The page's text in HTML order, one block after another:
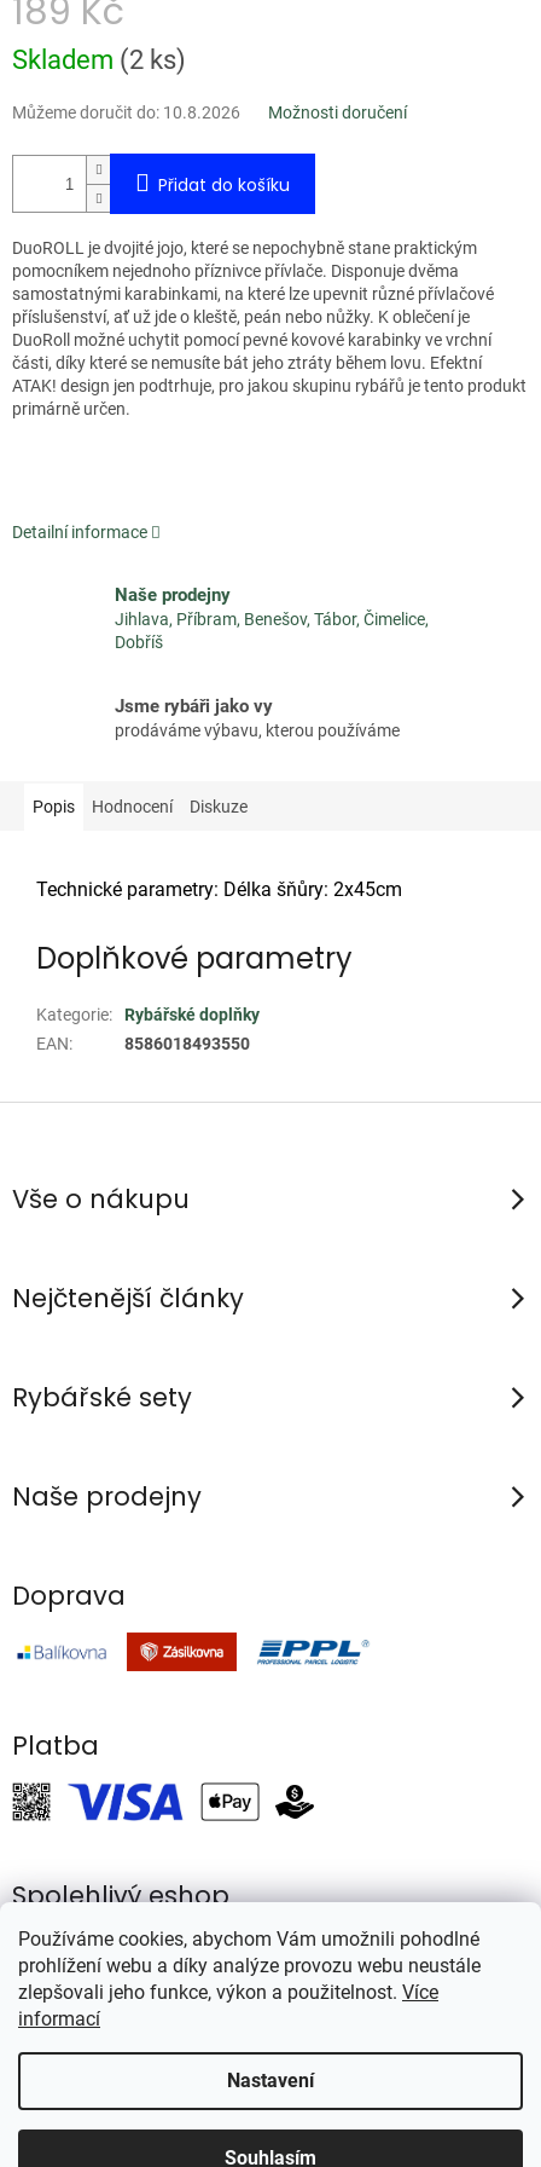
Používáme cookies, abychom Vám umožnili pohodlné
prohlížení webu a díky analýze provozu webu neustále
zlepšovali jeho funkce, výkon a použitelnost. Více
informací
Nastavení
Souhlasím
189 Kč
Měrná
cena:
Skladem (2 ks)
Můžeme doručit do: 10.8.2026 Možnosti doručení
Přidat do košíku
DuoROLL je dvojité jojo, které se nepochybně stane praktickým
pomocníkem nejednoho příznivce přívlače. Disponuje dvěma
samostatnými karabinkami, na které lze upevnit různé přívlačové
příslušenství, ať už jde o kleště, peán nebo nůžky. K oblečení je
DuoRoll možné uchytit pomocí pevné kovové karabinky ve vrchní
části, díky které se nemusíte bát jeho ztráty během lovu. Efektní
ATAK! design jen podtrhuje, pro jakou skupinu rybářů je tento produkt
primárně určen.
Detailní informace
Naše prodejny
Jihlava, Příbram, Benešov, Tábor, Čimelice,
Dobříš
Jsme rybáři jako vy
prodáváme výbavu, kterou používáme
Popis Hodnocení Diskuze
Technické parametry: Délka šňůry: 2x45cm
Doplňkové parametry
Kategorie:
Rybářské doplňky
EAN: 8586018493550
Z
pVše o nákupu
Nejčtenější články
Rybářské sety
Naše prodejny
Doprava
Platba
Spolehlivý eshop
Vytvořil Shoptet